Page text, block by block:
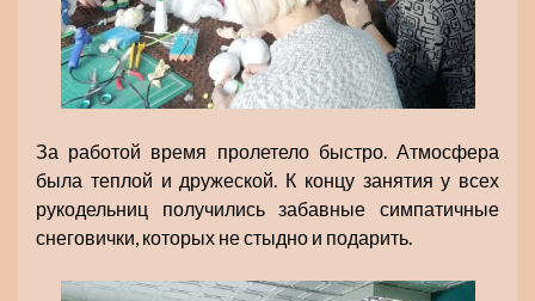
За работой время пролетело быстро. Атмосфера
была теплой и дружеской. К концу занятия у всех
рукодельниц получились забавные симпатичные
снеговички, которых не стыдно и подарить.